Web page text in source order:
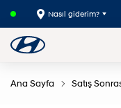
Nasıl giderim?
Ana Sayfa Satış